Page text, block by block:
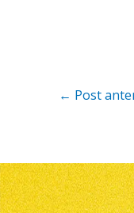
← Post